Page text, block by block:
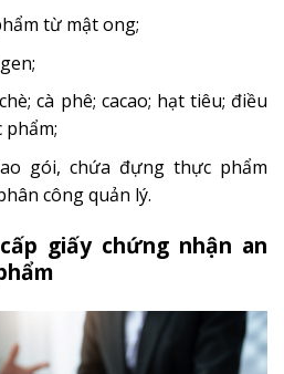
từ mật ong;
cà phê; cacao; hạt tiêu; điều
phẩm;
gói, chứa đựng thực phẩm
công quản lý.
giấy chứng nhận an